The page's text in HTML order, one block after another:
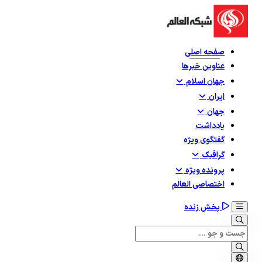
صفحه اصلی
عناوین خبرها
جهان اسلام
ایران
جهان
یادداشت
گفتگوی ویژه
گرافيک
پرونده ویژه
اختصاصی العالم
پخش زنده